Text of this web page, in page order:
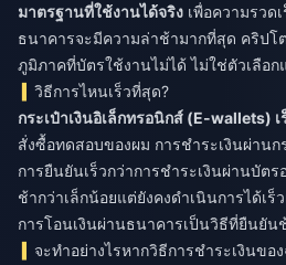
มาตรฐานที่ใช้งานได้จริง เพื่อความรวด
ธนาคารจะมีความล่าช้ามากที่สุด คริปโ
ภูมิภาคที่บัตรใช้งานไม่ได้ ไม่ใช่ตัวเลือก
วิธีการไหนเร็วที่สุด?
กระเป๋าเงินอิเล็กทรอนิกส์ (E-wallets)
สั่งซื้อทดสอบของผม การชำระเงินผ่านก
การยืนยันเร็วกว่าการชำระเงินผ่านบัต
ช้ากว่าเล็กน้อยแต่ยังคงดำเนินการได้เร็
การโอนเงินผ่านธนาคารเป็นวิธีที่ยืนยัน
จะทำอย่างไรหากวิธีการชำระเงินข